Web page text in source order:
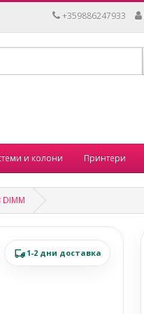
+359886247933
и колони Принтери
1-2 дни доставка